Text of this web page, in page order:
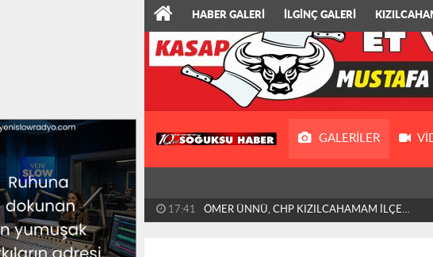
GALERILER
HABER GALERİ İLGİNÇ GALERİ
17:41 ÖMER ÜNNÜ, CHP KIZILCAHAMAM İLÇE